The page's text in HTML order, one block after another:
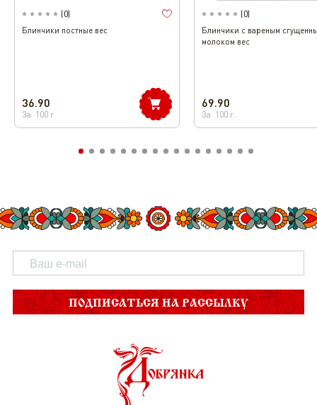
(0)
Блинчики постные вес
36.90
За 100 г.
(0)
Блинчики с вареным
молоком вес
69.90
За 100 г.
ПОДПИСАТЬСЯ НА РАССЫЛКУ